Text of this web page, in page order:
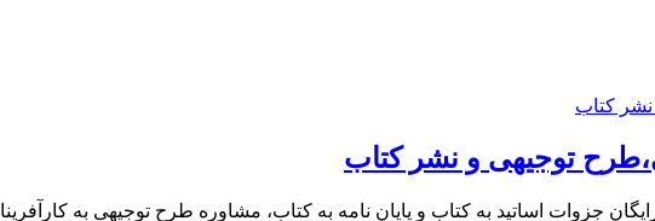
توجیهی و نشر کتاب
رایگان جزوات اساتید به کتاب و پایان نامه به کتاب، مشاوره طرح توجیهی به